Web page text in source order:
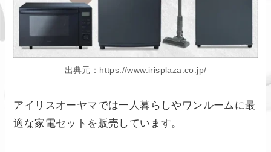
出典元：https://www.irisplaza.co.jp/
アイリスオーヤマでは一人暮らしやワンルームに最
適な家電セットを販売しています。